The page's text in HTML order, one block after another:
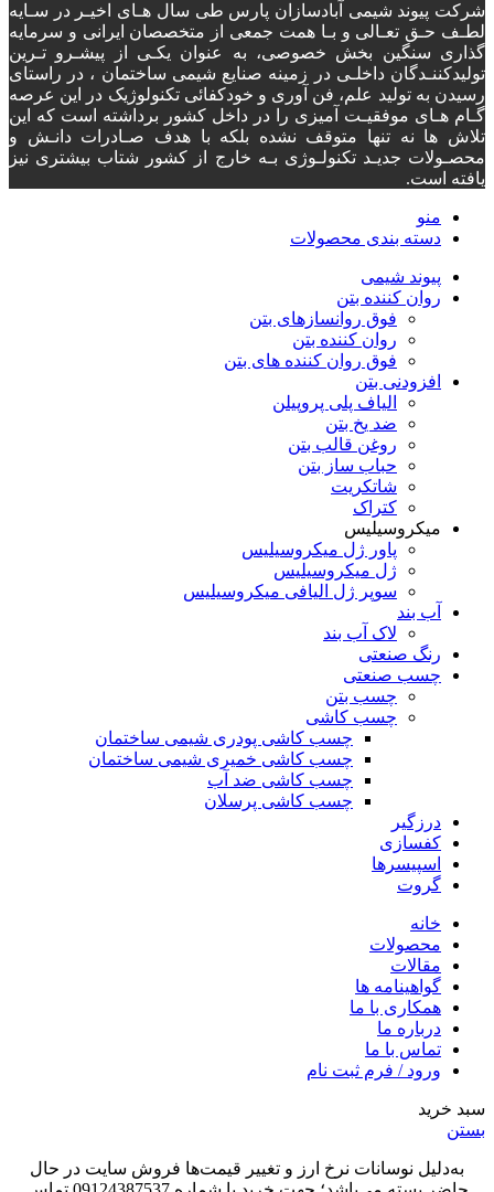
شرکت پیوند شیمی آبادسازان پارس طی سال هـای اخیـر در سـایه
لطـف حـق تعـالی و بـا همت جمعی از متخصصان ایرانی و سرمایه
گذاری سنگین بخش خصوصی، به عنوان یکـی از پیشـرو تـرین
تولیدکننـدگان داخلـی در زمینه صنایع شیمی ساختمان ، در راستای
رسیدن به تولید علم، فن آوری و خودکفائی تکنولوژیک در این عرصه
گـام هـای موفقیـت آمیزی را در داخل کشور برداشته است که این
تلاش ها نه تنها متوقف نشده بلکه با هدف صـادرات دانـش و
محصـولات جدیـد تکنولـوژی بـه خارج از کشور شتاب بیشتری نیز
یافته است.
منو
دسته‌ بندی محصولات
پیوند شیمی
روان کننده بتن
فوق روانسازهای بتن
روان کننده بتن
فوق روان کننده های بتن
افزودنی بتن
الیاف پلی پروپیلن
ضد یخ بتن
روغن قالب بتن
حباب ساز بتن
شاتکریت
کتراک
میکروسیلیس
پاور ژل میکروسیلیس
ژل میکروسیلیس
سوپر ژل الیافی میکروسیلیس
آب بند
لاک آب بند
رنگ صنعتی
چسب صنعتی
چسب بتن
چسب کاشی
چسب کاشی پودری شیمی ساختمان
چسب کاشی خمیری شیمی ساختمان
چسب کاشی ضد آب
چسب کاشی پرسلان
درزگیر
کفسازی
اسپیسرها
گروت
خانه
محصولات
مقالات
گواهینامه ها
همکاری با ما
درباره ما
تماس با ما
ورود / فرم ثبت نام
سبد خرید
بستن
به‌دلیل نوسانات نرخ ارز و تغییر قیمت‌ها فروش سایت در حال